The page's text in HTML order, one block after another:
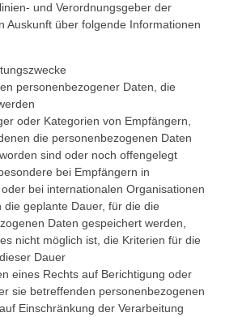
und Verordnungsgeber der
Auskunft über folgende Informationen
personenbezogener Daten, die
oder Kategorien von Empfängern,
die personenbezogenen Daten
sind oder noch offengelegt
bei Empfängern in
bei internationalen Organisationen
die geplante Dauer, für die die
Daten gespeichert werden,
nicht möglich ist, die Kriterien für die
Dauer
eines Rechts auf Berichtigung oder
sie betreffenden personenbezogenen
Einschränkung der Verarbeitung